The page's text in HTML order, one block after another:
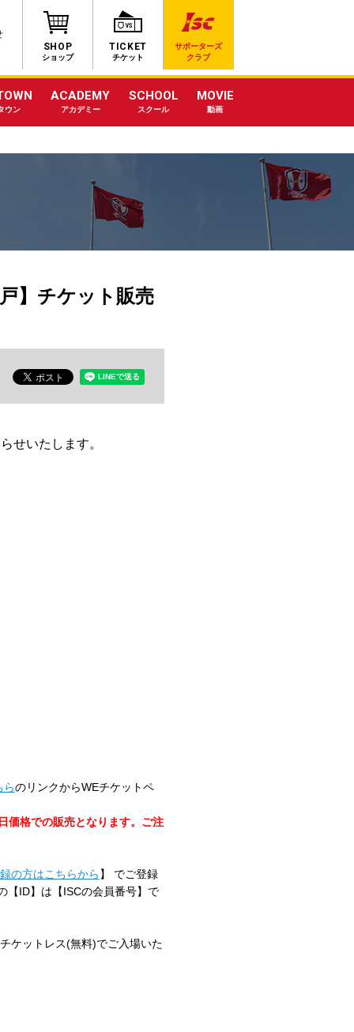
ウン
ACADEMY
アカデミー
SCHOOL
スクール
MOVIE
動画
SHOP
ショップ
TICKET
チケット
サポーターズ
クラブ
】チケット販売
せいたします。
らのリンクからWEチケットペ
価格での販売となります。ご注
の方はこちらから 】 でご登録
【ID】は【ISCの会員番号】で
ケットレス(無料)でご入場いた